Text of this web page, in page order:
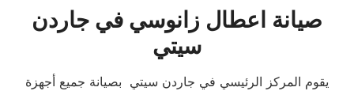
صيانة اعطال زانوسي في جاردن
سيتي
يقوم المركز الرئيسي في جاردن سيتي بصيانة جميع أجهزة